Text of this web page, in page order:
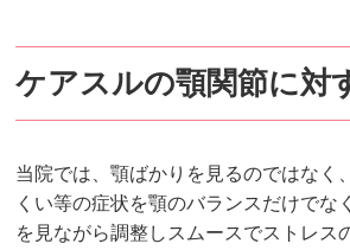
ケアスルの顎関節に対
当院では、顎ばかりを見るのではなく
くい等の症状を顎のバランスだけでな
を見ながら調整しスムースでストレス